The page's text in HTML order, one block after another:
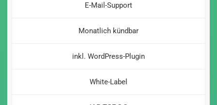
E-Mail-Support
Monatlich kündbar
inkl. WordPress-Plugin
White-Label